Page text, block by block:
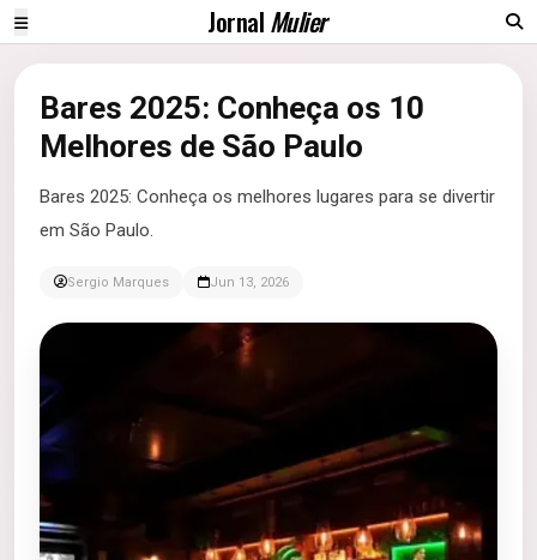
JornalMulier
Bares 2025: Conheça os 10
Melhores de São Paulo
Bares 2025: Conheça os melhores lugares para se divertir
em São Paulo.
Sergio Marques Jun 13, 2026